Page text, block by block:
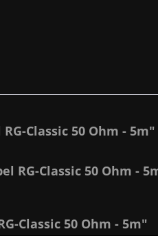
Classic 50 Ohm - 5m"
RG-Classic 50 Ohm -
Classic 50 Ohm - 5m"